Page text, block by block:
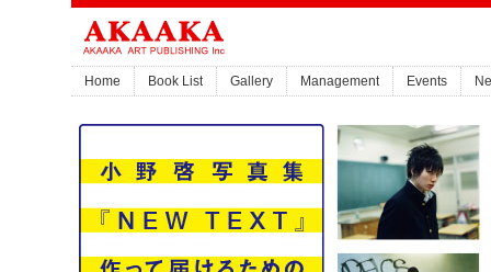
Home Book List Gallery Management Events